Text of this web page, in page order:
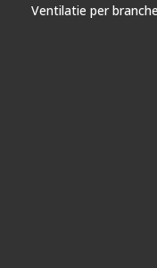
Ventilatie per branche